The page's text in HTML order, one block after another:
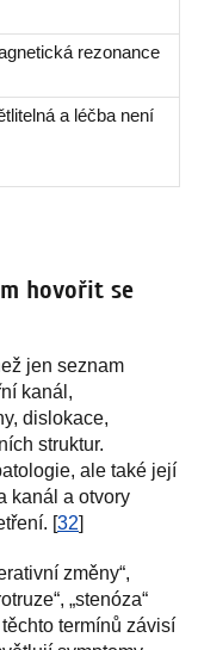
rezonance
a léčba není
hovořit se
jen seznam
kanál,
dislokace,
struktur.
ale také její
kanál a otvory
[32]
změny“,
„stenóza“
termínů závisí